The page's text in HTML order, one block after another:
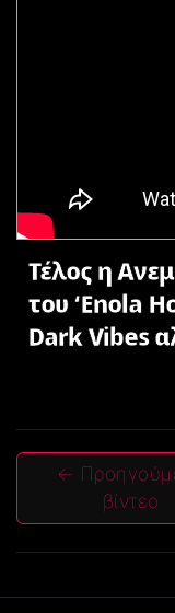
Τέλος η
του ‘Enola
Dark Vibes
←
βίντεο